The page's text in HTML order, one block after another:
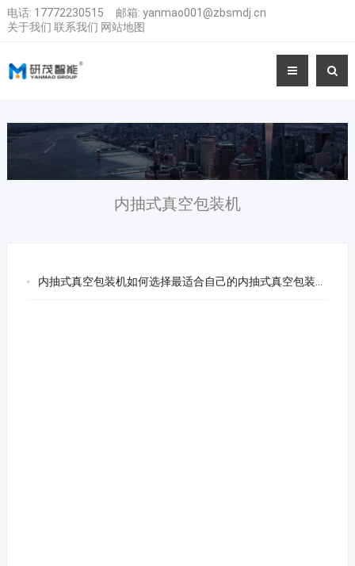
电话: 17772230515 邮箱: yanmao001@zbsmdj.cn
关于我们 联系我们 网站地图
内抽式真空包装机
内抽式真空包装机如何选择最适合自己的内抽式真空包装机？